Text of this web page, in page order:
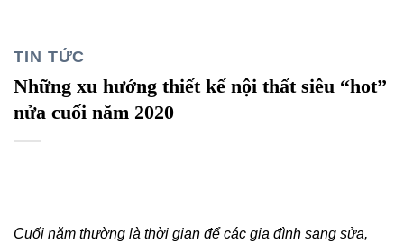
TIN TỨC
Những xu hướng thiết kế nội thất siêu “hot”
nửa cuối năm 2020
Cuối năm thường là thời gian để các gia đình sang sửa,